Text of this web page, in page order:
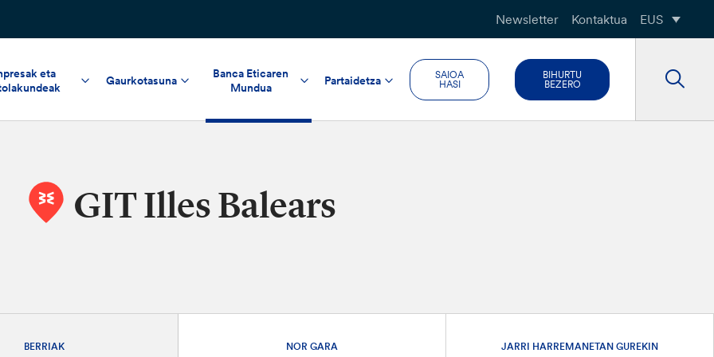
Newsletter Kontaktua EUS
eta
Gaurkotasuna
Banca Eticaren
Mundua
Partaidetza
SAIOA
HASI
BIHURTU
BEZERO
GIT Illes Balears
BERRIAK NOR GARA JARRI HARREMANETAN GUREKIN